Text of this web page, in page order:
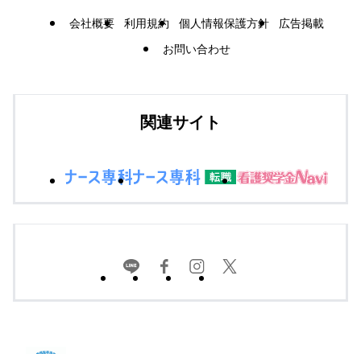
会社概要 利用規約 個人情報保護方針
広告掲載
お問い合わせ
関連サイト